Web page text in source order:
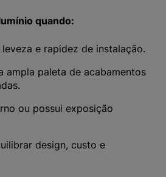
quando:
e rapidez de instalação.
ampla paleta de acabamentos
ou possui exposição
design, custo e